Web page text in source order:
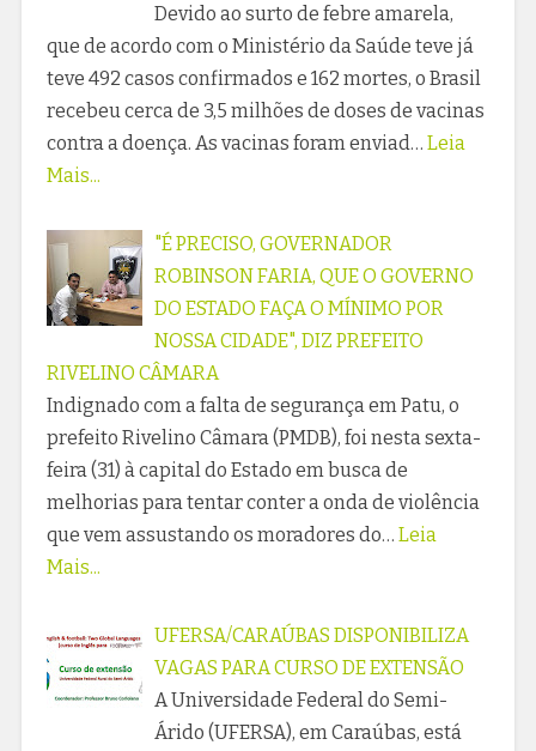
Devido ao surto de febre amarela,
que de acordo com o Ministério da Saúde teve já
teve 492 casos confirmados e 162 mortes, o Brasil
recebeu cerca de 3,5 milhões de doses de vacinas
contra a doença. As vacinas foram enviad… Leia
Mais...
"É PRECISO, GOVERNADOR
ROBINSON FARIA, QUE O GOVERNO
DO ESTADO FAÇA O MÍNIMO POR
NOSSA CIDADE", DIZ PREFEITO
RIVELINO CÂMARA
Indignado com a falta de segurança em Patu, o
prefeito Rivelino Câmara (PMDB), foi nesta sexta-
feira (31) à capital do Estado em busca de
melhorias para tentar conter a onda de violência
que vem assustando os moradores do… Leia
Mais...
UFERSA/CARAÚBAS DISPONIBILIZA
VAGAS PARA CURSO DE EXTENSÃO
A Universidade Federal do Semi-
Árido (UFERSA), em Caraúbas, está